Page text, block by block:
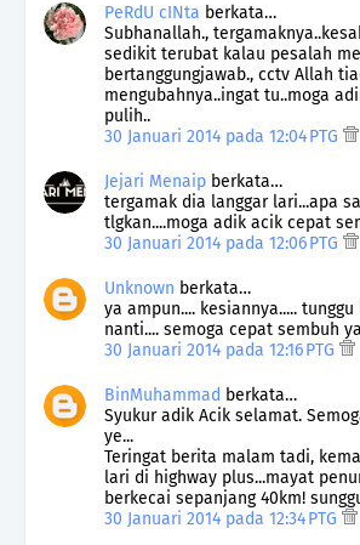
PeRdU cINta berkata…
Subhanallah.,
sedikit terubat kalau pesalah
bertanggungjawab., cctv Allah
mengubahnya..ingat tu..moga
pulih..
30 Januari 2014 pada 12:04 PTG
Jejari Menaip berkata…
tergamak dia langgar lari...apa
tlgkan....moga adik acik cepat
30 Januari 2014 pada 12:06 PTG
Unknown berkata…
ya ampun.... kesiannya.....
nanti.... semoga cepat sembuh
30 Januari 2014 pada 12:16 PTG
BinMuhammad berkata…
Syukur adik Acik selamat.
ye...
Teringat berita malam tadi,
lari di highway plus...mayat
berkecai sepanjang 40km!
30 Januari 2014 pada 12:34 PTG